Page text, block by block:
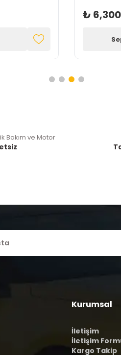
₺
Bakım ve Motor
Kurumsal
İletişim
İletişim
Kargo Takip